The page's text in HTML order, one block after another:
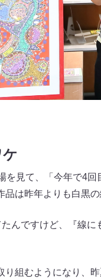
を見て、「今年で4
は昨年よりも白黒の
たんですけど、『線
り組むようになり、